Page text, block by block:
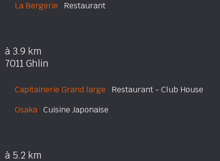
La Bergerie Restaurant
à 3.9 km
7011 Ghlin
Capitainerie Grand large Restaurant - Club House
Osaka Cuisine Japonaise
à 5.2 km